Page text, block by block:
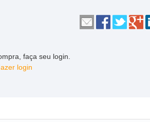
faça seu login.
login